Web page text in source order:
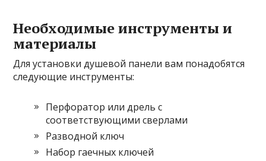
Необходимые инструменты и
материалы
Для установки душевой панели вам понадобятся
следующие инструменты:
Перфоратор или дрель с
соответствующими сверлами
Разводной ключ
Набор гаечных ключей